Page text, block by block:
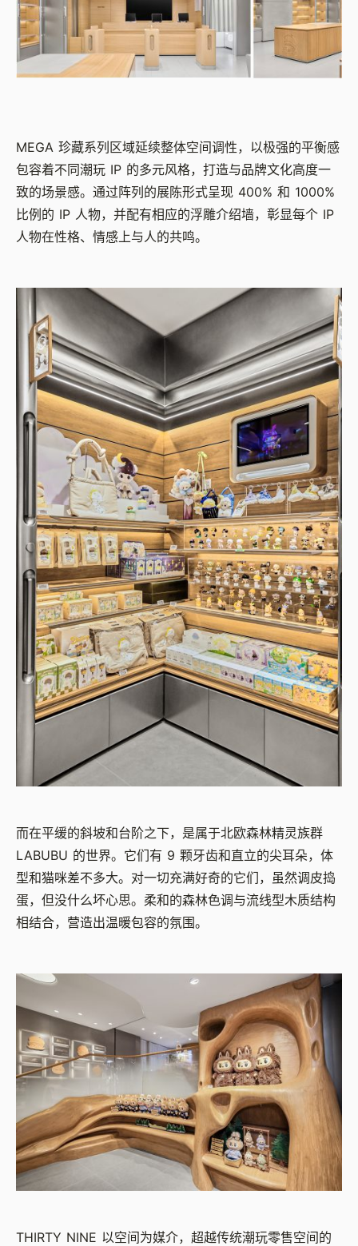
MEGA 珍藏系列区域延续整体空间调性，以极强的平衡感
包容着不同潮玩 IP 的多元风格，打造与品牌文化高度一
致的场景感。通过阵列的展陈形式呈现 400% 和 1000%
比例的 IP 人物，并配有相应的浮雕介绍墙，彰显每个 IP
人物在性格、情感上与人的共鸣。
而在平缓的斜坡和台阶之下，是属于北欧森林精灵族群
LABUBU 的世界。它们有 9 颗牙齿和直立的尖耳朵，体
型和猫咪差不多大。对一切充满好奇的它们，虽然调皮捣
蛋，但没什么坏心思。柔和的森林色调与流线型木质结构
相结合，营造出温暖包容的氛围。
THIRTY NINE 以空间为媒介，超越传统潮玩零售空间的